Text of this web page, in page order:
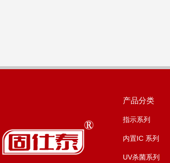
产品分类
指示系列
内置IC 系列
UV杀菌系列